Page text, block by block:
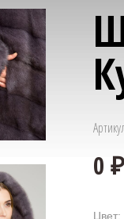
Цвет: